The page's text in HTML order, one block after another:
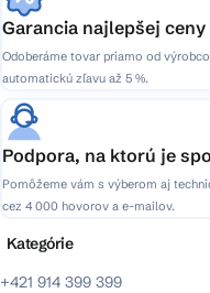
Garancia najlepšej ceny
Odoberáme tovar priamo od
automatickú zľavu až 5 %.
Podpora, na ktorú je
Pomôžeme vám s výberom aj
cez 4 000 hovorov a e-mailov.
+421 914 399 399
Kategórie